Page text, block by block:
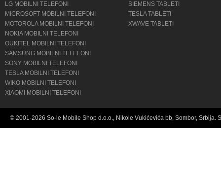
LG MOBILNI TELEFONI
MICROSOFT MOBILNI TELEFONI
MOTOROLA MOBILNI TELEFONI
NOKIA MOBILNI TELEFONI
OUKITEL MOBILNI TELEFONI
SAMSUNG MOBILNI TELEFONI
SONY MOBILNI TELEFONI
TESLA MOBILNI TELEFONI
WIKO MOBILNI TELEFONI
XIAOMI MOBILNI TELEFONI
SIEMENS TABLETI
TESLA TABLETI
XWAVE TABLETI
© 2001-2026 So-le Mobile Shop d.o.o., Nikole Vukićevića bb, Sombor, Srbija.